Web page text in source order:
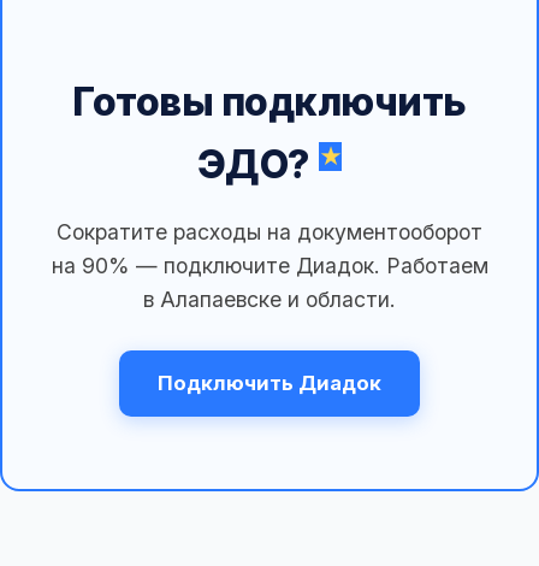
Готовы подключить
ЭДО?
Сократите расходы на документооборот
на 90% — подключите Диадок. Работаем
в Алапаевске и области.
Подключить Диадок